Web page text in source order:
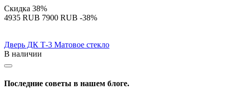
Скидка 38%
‍4935‍ RUB ‍7900‍ RUB -38%
Дверь ДК Т-3 Матовое стекло
В наличии
Последние советы в нашем блоге.